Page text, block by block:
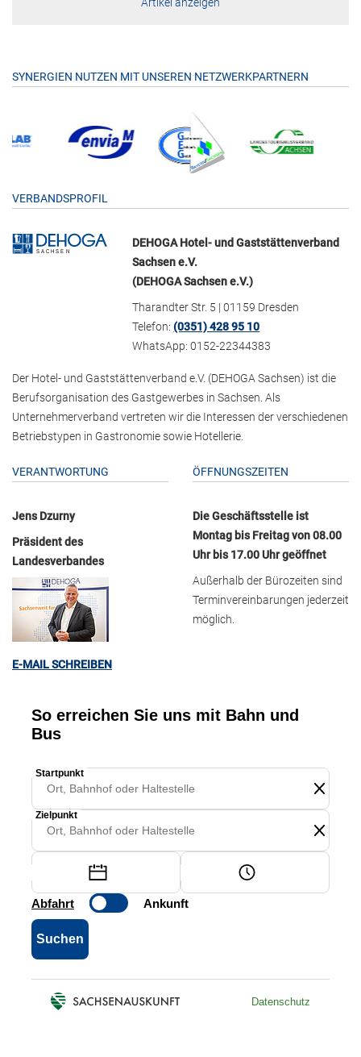
SYNERGIEN NUTZEN MIT UNSEREN NETZWERKPARTNERN
VERBANDSPROFIL
DEHOGA Hotel- und Gaststättenverband
Sachsen e.V.
(DEHOGA Sachsen e.V.)
Tharandter Str. 5 | 01159 Dresden
Telefon:(0351) 428 95 10
WhatsApp: 0152-22344383
Der Hotel- und Gaststättenverband e.V. (DEHOGA Sachsen) ist die
Berufsorganisation des Gastgewerbes in Sachsen. Als
Unternehmerverband vertreten wir die Interessen der verschiedenen
Betriebstypen in Gastronomie sowie Hotellerie.
VERANTWORTUNG
Jens Dzurny
Präsident des
Landesverbandes
E-MAIL SCHREIBEN
ÖFFNUNGSZEITEN
Die Geschäftsstelle ist
Montag bis Freitag von 08.00
Uhr bis 17.00 Uhr geöffnet
Außerhalb der Bürozeiten sind
Terminvereinbarungen jederzeit
möglich.